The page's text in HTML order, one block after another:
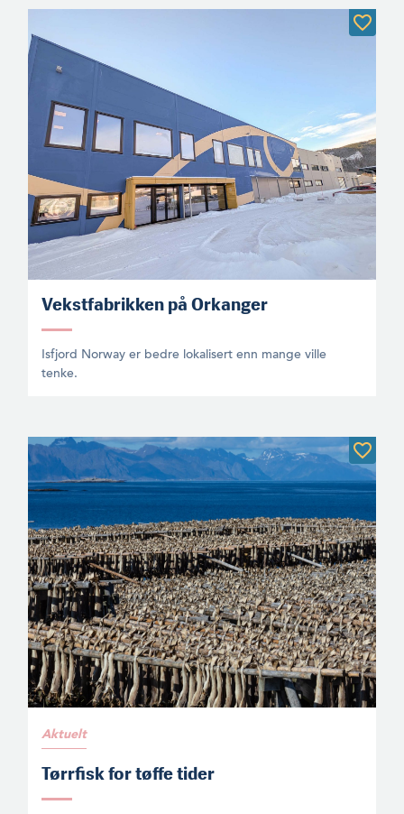
Vekstfabrikken på Orkanger
Isfjord Norway er bedre lokalisert enn mange ville
tenke.
Aktuelt
Tørrfisk for tøffe tider